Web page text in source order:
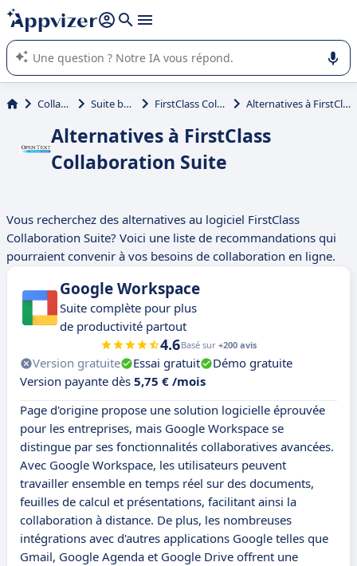
répondre (plusieurs lignes avec
L'IA de Appvizer vous guide dans l'utilisation ou la sélection de
logiciel SaaS en entreprise.
Collaboration Suite bureautique FirstClass Collaboration Suite Alternatives à FirstClass Collaboration Suite
Alternatives à FirstClass
Collaboration Suite
Vous recherchez des alternatives au logiciel FirstClass
Collaboration Suite? Voici une liste de recommandations qui
pourraient convenir à vos besoins de collaboration en ligne.
Google Workspace
Suite complète pour plus
de productivité partout
4.6Basé sur +200 avis
Version gratuite Essai gratuit
Démo gratuite
Version payante dès 5,75 € /mois
Page d'origine propose une solution logicielle éprouvée
pour les entreprises, mais Google Workspace se
distingue par ses fonctionnalités collaboratives avancées.
Avec Google Workspace, les utilisateurs peuvent
travailler ensemble en temps réel sur des documents,
feuilles de calcul et présentations, facilitant ainsi la
collaboration à distance. De plus, les nombreuses
intégrations avec d'autres applications Google telles que
Gmail, Google Agenda et Google Drive offrent une